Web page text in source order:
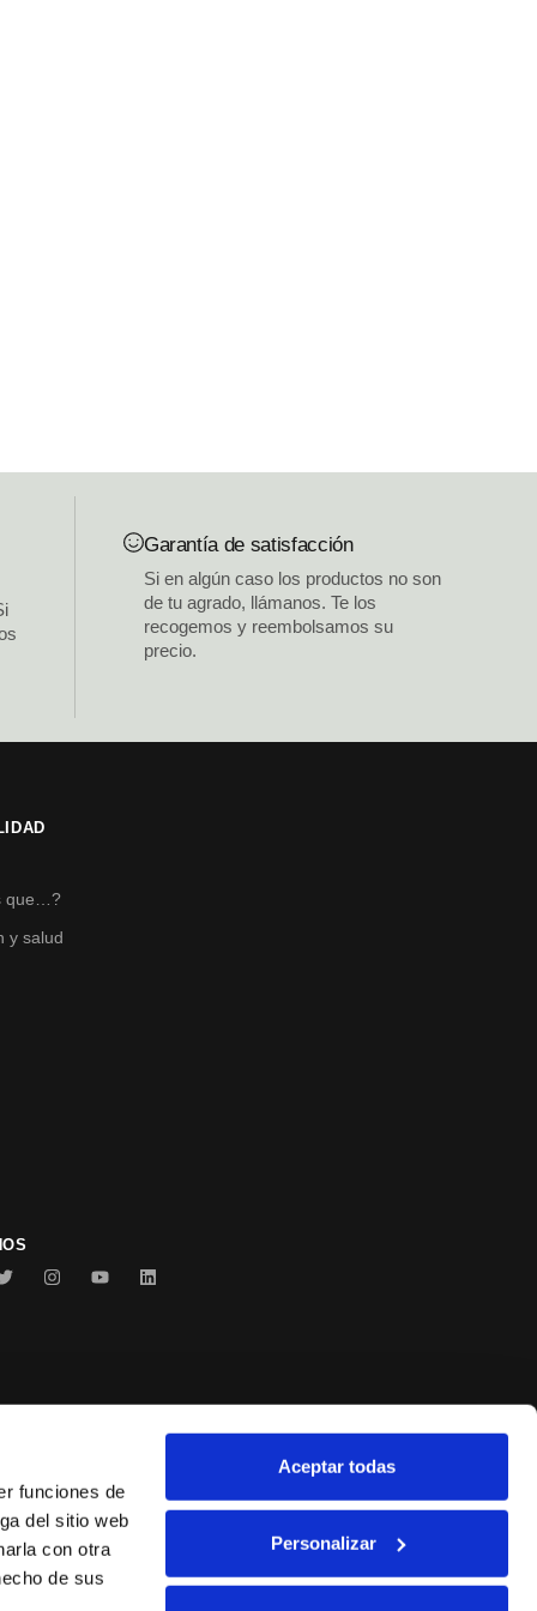
funciones de
del sitio web
con otra
de sus
Aceptar todas
Personalizar
Garantía de satisfacción
Si en algún caso los productos no son
de tu agrado, llámanos. Te los
recogemos y reembolsamos su
precio.
que…?
y salud
Serrats